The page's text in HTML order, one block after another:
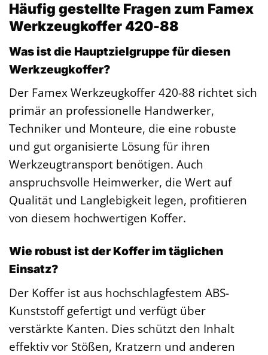
Häufig gestellte Fragen zum Famex
Werkzeugkoffer 420-88
Was ist die Hauptzielgruppe für diesen
Werkzeugkoffer?
Der Famex Werkzeugkoffer 420-88 richtet sich
primär an professionelle Handwerker,
Techniker und Monteure, die eine robuste
und gut organisierte Lösung für ihren
Werkzeugtransport benötigen. Auch
anspruchsvolle Heimwerker, die Wert auf
Qualität und Langlebigkeit legen, profitieren
von diesem hochwertigen Koffer.
Wie robust ist der Koffer im täglichen
Einsatz?
Der Koffer ist aus hochschlagfestem ABS-
Kunststoff gefertigt und verfügt über
verstärkte Kanten. Dies schützt den Inhalt
effektiv vor Stößen, Kratzern und anderen